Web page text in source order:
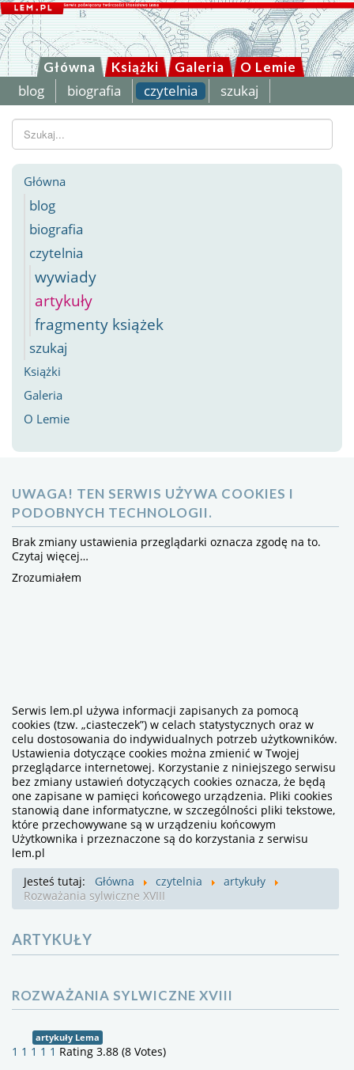
Główna Książki Galeria O Lemie
blog biografia czytelnia szukaj
Szukaj...
Główna
blog
biografia
czytelnia
wywiady
artykuły
fragmenty książek
szukaj
Książki
Galeria
O Lemie
UWAGA! TEN SERWIS UŻYWA COOKIES I
PODOBNYCH TECHNOLOGII.
Brak zmiany ustawienia przeglądarki oznacza zgodę na to.
Czytaj więcej…
Zrozumiałem
Serwis lem.pl używa informacji zapisanych za pomocą
cookies (tzw. „ciasteczek”) w celach statystycznych oraz w
celu dostosowania do indywidualnych potrzeb użytkowników.
Ustawienia dotyczące cookies można zmienić w Twojej
przeglądarce internetowej. Korzystanie z niniejszego serwisu
bez zmiany ustawień dotyczących cookies oznacza, że będą
one zapisane w pamięci końcowego urządzenia. Pliki cookies
stanowią dane informatyczne, w szczególności pliki tekstowe,
które przechowywane są w urządzeniu końcowym
Użytkownika i przeznaczone są do korzystania z serwisu
lem.pl
Jesteś tutaj:
Główna czytelnia
artykuły
Rozważania sylwiczne XVIII
ARTYKUŁY
ROZWAŻANIA SYLWICZNE XVIII
artykuły Lema
1 1 1 1 1 Rating 3.88 (8 Votes)